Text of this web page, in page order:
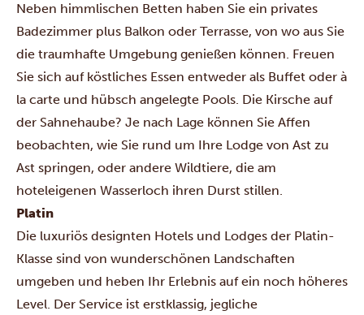
Neben himmlischen Betten haben Sie ein privates
Badezimmer plus Balkon oder Terrasse, von wo aus Sie
die traumhafte Umgebung genießen können. Freuen
Sie sich auf köstliches Essen entweder als Buffet oder à
la carte und hübsch angelegte Pools. Die Kirsche auf
der Sahnehaube? Je nach Lage können Sie Affen
beobachten, wie Sie rund um Ihre Lodge von Ast zu
Ast springen, oder andere Wildtiere, die am
hoteleigenen Wasserloch ihren Durst stillen.
Platin
Die luxuriös designten Hotels und Lodges der Platin-
Klasse sind von wunderschönen Landschaften
umgeben und heben Ihr Erlebnis auf ein noch höheres
Level. Der Service ist erstklassig, jegliche